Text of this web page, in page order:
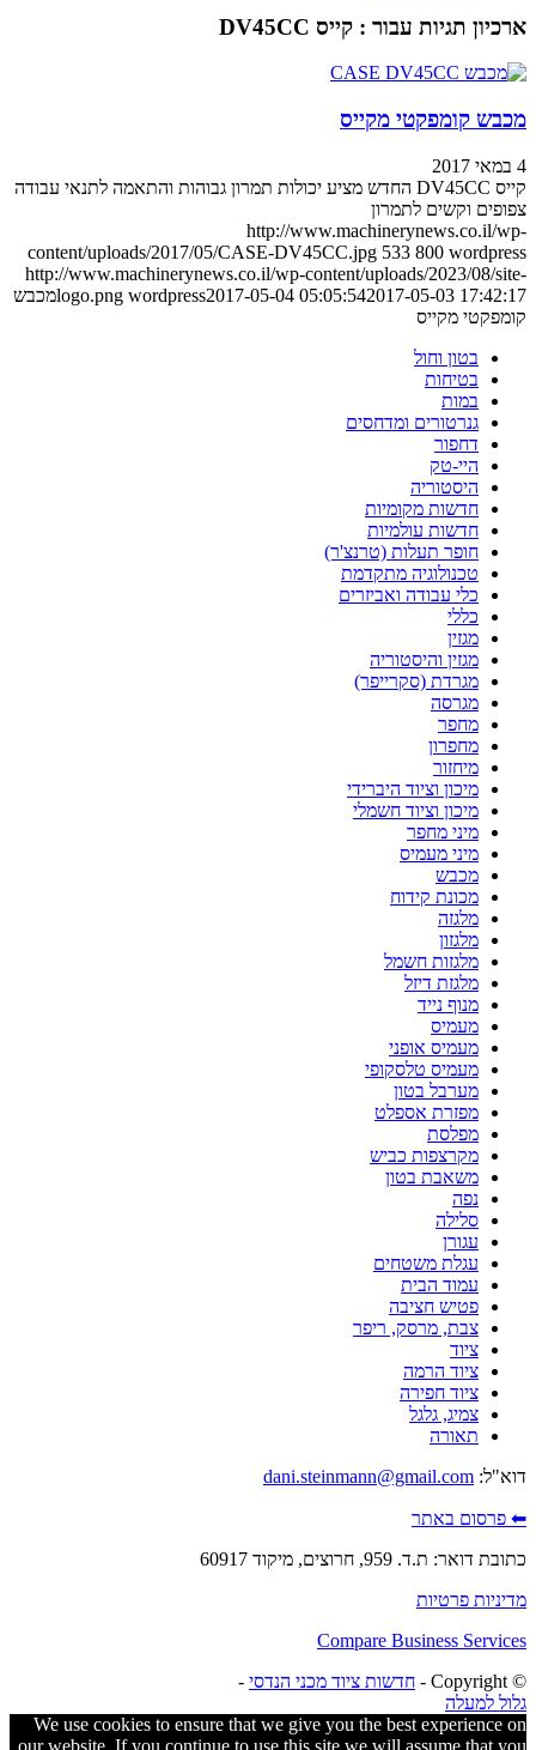
ארכיון תגיות עבור : קייס DV45CC
מכבש קומפקטי מקייס
4 במאי 2017
קייס DV45CC החדש מציע יכולות תמרון גבוהות והתאמה לתנאי עבודה
צפופים וקשים לתמרון
http://www.machinerynews.co.il/wp-
content/uploads/2017/05/CASE-DV45CC.jpg 533 800 wordpress
http://www.machinerynews.co.il/wp-content/uploads/2023/08/site-
logo.png wordpress2017-05-04 05:05:542017-05-03 17:42:17
מכבש
קומפקטי מקייס
בטון וחול
בטיחות
במות
גנרטורים ומדחסים
דחפור
היי-טק
היסטוריה
חדשות מקומיות
חדשות עולמיות
חופר תעלות (טרנצ'ר)
טכנולוגיה מתקדמת
כלי עבודה ואביזרים
כללי
מגזין
מגזין והיסטוריה
מגרדת (סקרייפר)
מגרסה
מחפר
מחפרון
מיחזור
מיכון וציוד היברידי
מיכון וציוד חשמלי
מיני מחפר
מיני מעמיס
מכבש
מכונת קידוח
מלגזה
מלגזון
מלגזות חשמל
מלגזת דיזל
מנוף נייד
מעמיס
מעמיס אופני
מעמיס טלסקופי
מערבל בטון
מפזרת אספלט
מפלסת
מקרצפות כביש
משאבת בטון
נפה
סלילה
עגורן
עגלת משטחים
עמוד הבית
פטיש חציבה
צבת, מרסק, ריפר
ציוד
ציוד הרמה
ציוד חפירה
צמיג, גלגל
תאורה
דוא"ל: dani.steinmann@gmail.com
⬅ פרסום באתר
כתובת דואר: ת.ד. 959, חרוצים, מיקוד 60917
מדיניות פרטיות
Compare Business Services
© ‫Copyright -
חדשות ציוד מכני הנדסי -
גלול למעלה
We use cookies to ensure that we give you the best experience on
our website. If you continue to use this site we will assume that you